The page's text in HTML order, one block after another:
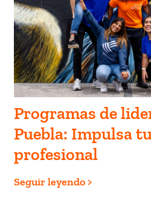
Programas de
Puebla: Impulsa
profesional
Seguir leyendo >